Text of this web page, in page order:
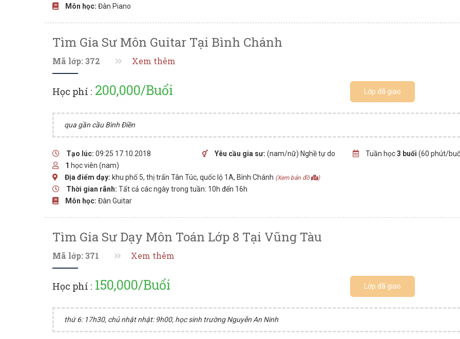
Môn học: Đàn Piano
Tìm Gia Sư Môn Guitar Tại Bình Chánh
Mã lớp: 372 Xem thêm
Học phí : 200,000/Buổi Lớp đã giao
qua gần cầu Bình Điền
Tạo lúc: 09:25 17.10.2018 Yêu cầu gia sư: (nam/nữ) Nghề tự do Tuần học3 buổi (60 phút/
1 học viên (nam)
Địa điểm dạy: khu phố 5, thị trấn Tân Túc, quốc lộ 1A, Bình Chánh (Xem bản đồ )
Thời gian rãnh: Tất cả các ngày trong tuần: 10h đến 16h
Môn học: Đàn Guitar
Tìm Gia Sư Dạy Môn Toán Lớp 8 Tại Vũng Tàu
Mã lớp: 371 Xem thêm
Học phí : 150,000/Buổi Lớp đã giao
thứ 6: 17h30, chủ nhật nhật: 9h00, học sinh trường Nguyễn An Ninh